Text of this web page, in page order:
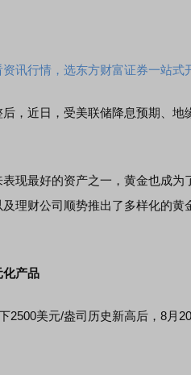
讯行情，选东方财富证券一站式
近日，受美联储降息预期、地
最好的资产之一，黄金也成为
及理财公司顺势推出了多样化的
化产品
美元/盎司历史新高后，8月